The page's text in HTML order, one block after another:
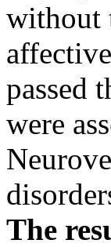
without
passed
were
The